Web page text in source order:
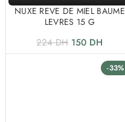
NUXE REVE DE MIEL BAUME
LEVRES 15 G
224DH 150 DH
-33%